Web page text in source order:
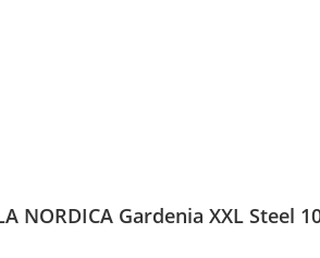
NORDICA Gardenia XXL Steel